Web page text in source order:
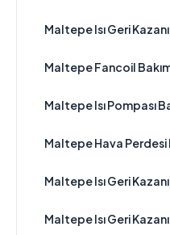
Maltepe Isı Geri
Maltepe Fancoil
Maltepe Isı Pompası
Maltepe Hava Perdesi
Maltepe Isı Geri
Maltepe Isı Geri